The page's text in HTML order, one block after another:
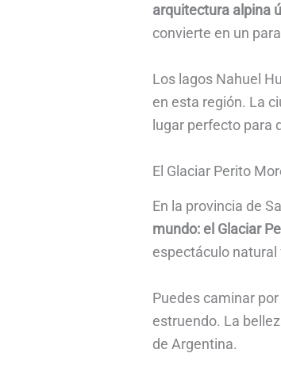
arquitectura alpina
convierte en un
Los lagos Nahuel
en esta región. La
lugar perfecto para
El Glaciar Perito
En la provincia de
mundo: el Glaciar
espectáculo natural
Puedes caminar
estruendo. La
de Argentina.